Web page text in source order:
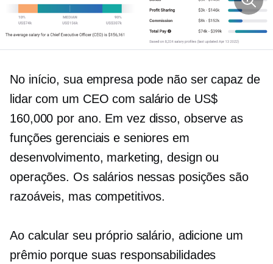
No início, sua empresa pode não ser capaz de
lidar com um CEO com salário de US$
160,000 por ano. Em vez disso, observe as
funções gerenciais e seniores em
desenvolvimento, marketing, design ou
operações. Os salários nessas posições são
razoáveis, mas competitivos.
Ao calcular seu próprio salário, adicione um
prêmio porque suas responsabilidades